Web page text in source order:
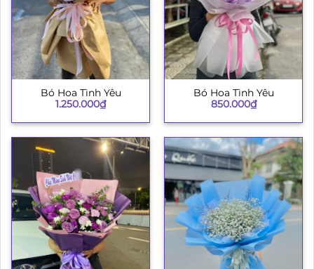
Bó Hoa Tình Yêu
1.250.000₫
Bó Hoa Tình Yêu
850.000₫